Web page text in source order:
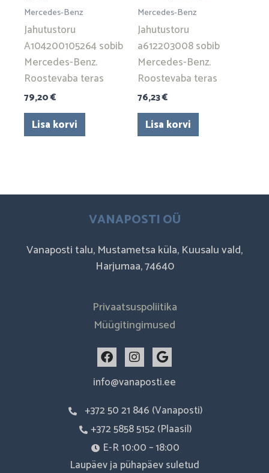
Mercedes-Benz
Jahutustoru
A104200105264 sobib
Mercedes-Benz.
Roostevaba teras
79,20€
Lisa korvi
Mercedes-Benz
Jahutustoru
a612203008 sobib
Mercedes-Benz.
Roostevaba teras
76,23€
Lisa korvi
VANAPOSTI OÜ
Vanaposti talu, Mustametsa küla, Kuusalu vald,
Harjumaa, 74640
Privaatsuspoliitika
Müügitingimused
F
a
c
e
o
o
k
I
n
s
t
g
r
a
m
G
o
o
g
e
info@vanaposti.ee
+372 50 21 846 (Vanaposti)
+372 5858 5152 (Plaasil)
E-R 10:00 – 18:00
Laupäev ja pühapäev suletud